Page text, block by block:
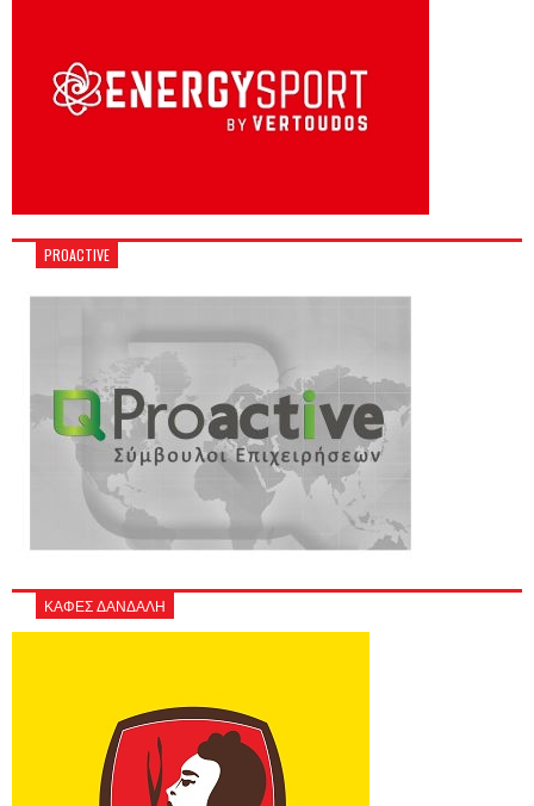
PROACTIVE
ΚΑΦΕΣ ΔΑΝΔΑΛΗ